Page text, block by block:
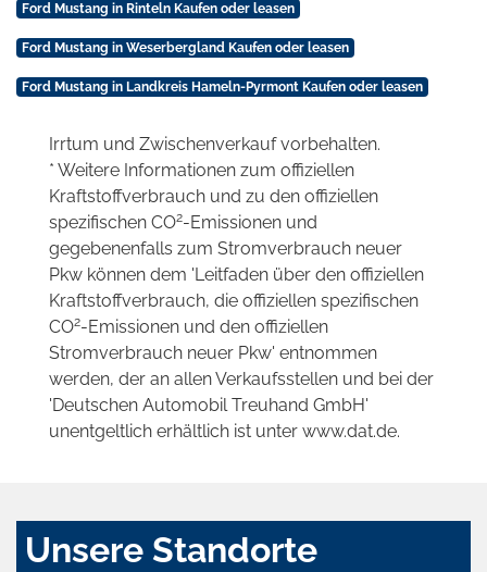
Ford Mustang in Rinteln Kaufen oder leasen
Ford Mustang in Weserbergland Kaufen oder leasen
Ford Mustang in Landkreis Hameln-Pyrmont Kaufen oder leasen
Irrtum und Zwischenverkauf vorbehalten.
* Weitere Informationen zum offiziellen
Kraftstoffverbrauch und zu den offiziellen
spezifischen CO2-Emissionen und
gegebenenfalls zum Stromverbrauch neuer
Pkw können dem 'Leitfaden über den offiziellen
Kraftstoffverbrauch, die offiziellen spezifischen
CO2-Emissionen und den offiziellen
Stromverbrauch neuer Pkw' entnommen
werden, der an allen Verkaufsstellen und bei der
'Deutschen Automobil Treuhand GmbH'
unentgeltlich erhältlich ist unter www.dat.de.
Unsere Standorte